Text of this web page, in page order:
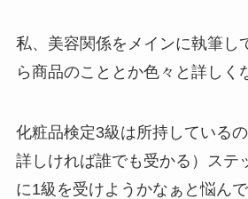
私、美容関係をメインに執筆し
ら商品のこととか色々と詳しく
化粧品検定3級は所持している
詳しければ誰でも受かる）ステ
に1級を受けようかなぁと悩ん